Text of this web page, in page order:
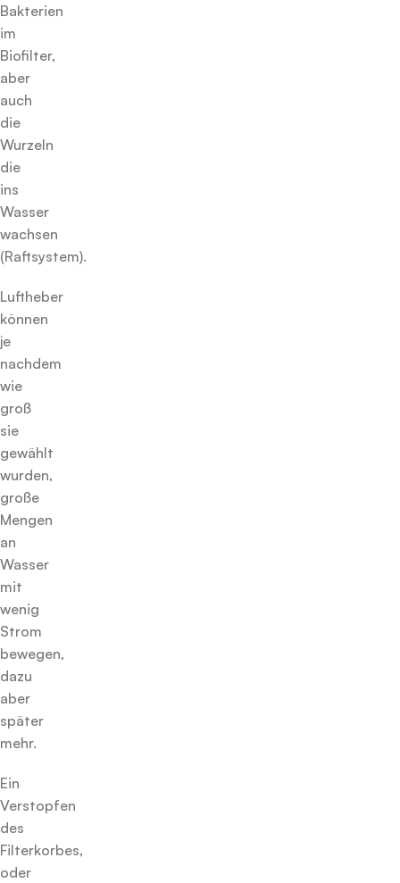
Bakterien
im
Biofilter,
aber
auch
die
Wurzeln
die
ins
Wasser
wachsen
(Raftsystem).
Luftheber
können
je
nachdem
wie
groß
sie
gewählt
wurden,
große
Mengen
an
Wasser
mit
wenig
Strom
bewegen,
dazu
aber
später
mehr.
Ein
Verstopfen
des
Filterkorbes,
oder